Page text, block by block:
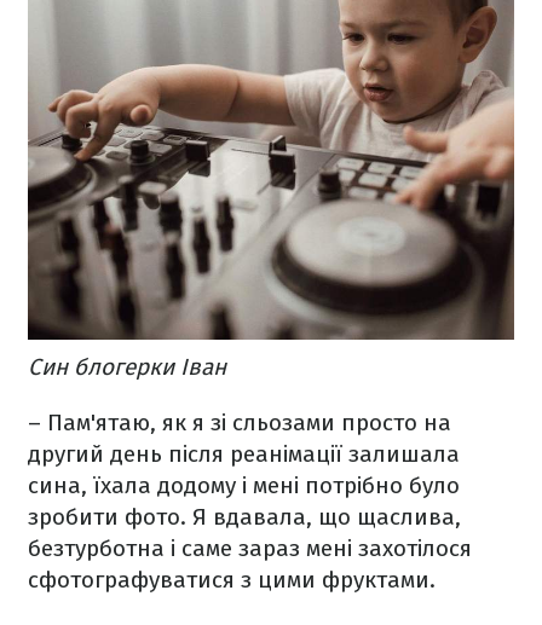
Син блогерки Іван
– Пам'ятаю, як я зі сльозами просто на
другий день після реанімації залишала
сина, їхала додому і мені потрібно було
зробити фото. Я вдавала, що щаслива,
безтурботна і саме зараз мені захотілося
сфотографуватися з цими фруктами.